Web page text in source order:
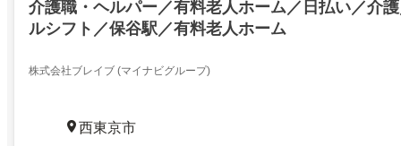
介護職・ヘルパー／有料老人ホーム／日払い／介
ルシフト／保谷駅／有料老人ホーム
株式会社ブレイブ (マイナビグループ)
西東京市